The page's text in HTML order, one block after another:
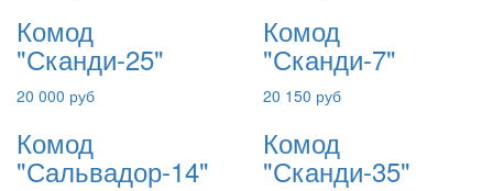
Комод
"Сканди-25"
20 000 руб
Комод
"Сканди-7"
20 150 руб
Комод
"Сальвадор-14"
Комод
"Сканди-35"